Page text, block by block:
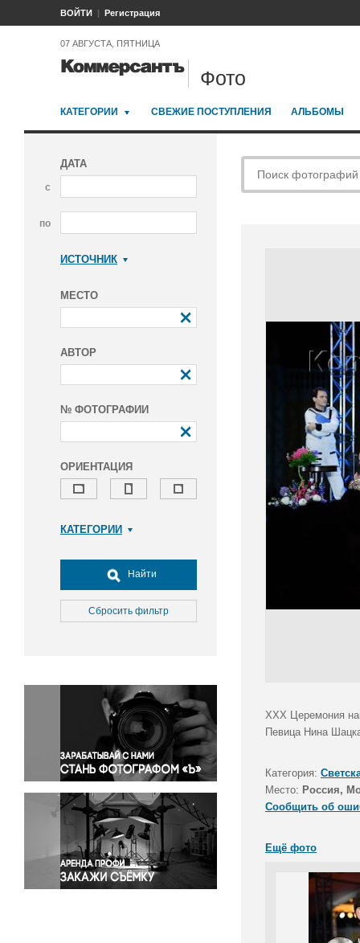
ВОЙТИ Регистрация
07 АВГУСТА, ПЯТНИЦА
Фото
КАТЕГОРИИ СВЕЖИЕ ПОСТУПЛЕНИЯ АЛЬБОМЫ
ДАТА
с
по
ИСТОЧНИК
МЕСТО
АВТОР
№ ФОТОГРАФИИ
ОРИЕНТАЦИЯ
КАТЕГОРИИ
Досуг, туризм и отдых
Культура
Медицина
Окружающая среда
Политика
Правосудие
Происшествия и конфликты
Религия
Светская жизнь
Спорт
Экология
Экономика и бизнес
Найти
Сбросить фильтр
ХХХ Церемония
Певица Нина
Категория:
Место: Россия,
Сообщить об
Ещё фото